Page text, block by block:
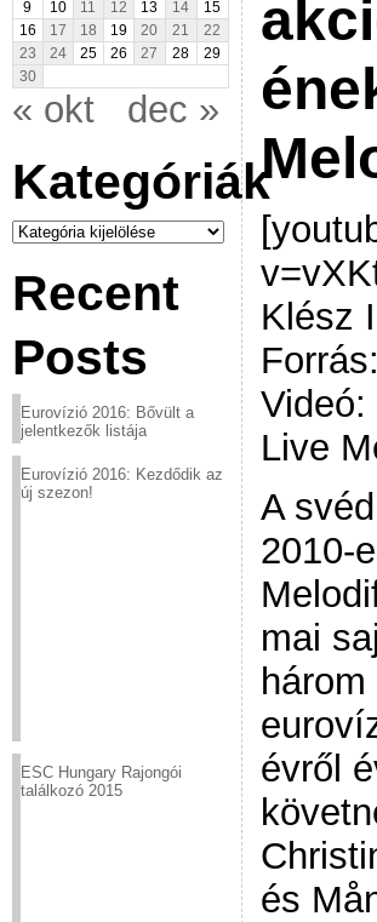
9
10 11 12 13 14
15
16
17 18 19 20 21
22
23
24 25 26 27 28
29
30
« okt dec »
Kategóriák
Kategóriák
Recent
Posts
Eurovízió 2016: Bővült a
jelentkezők listája
Eurovízió 2016: Kezdődik az
új szezon!
ESC Hungary Rajongói
találkozó 2015
Klész
Live
A
2010-
mai
évről
és